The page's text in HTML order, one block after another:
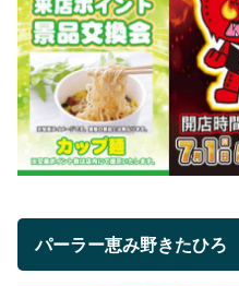
パーラー恵み野きたひろ